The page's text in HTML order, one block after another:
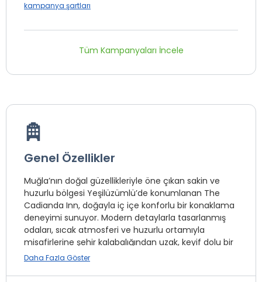
kampanya şartları
Tüm Kampanyaları İncele
Genel Özellikler
Muğla’nın doğal güzellikleriyle öne çıkan sakin ve
huzurlu bölgesi Yeşilüzümlü’de konumlanan The
Cadianda Inn, doğayla iç içe konforlu bir konaklama
deneyimi sunuyor. Modern detaylarla tasarlanmış
odaları, sıcak atmosferi ve huzurlu ortamıyla
misafirlerine şehir kalabalığından uzak, keyif dolu bir
tatil imkânı sağlıyor.
Daha Fazla Göster